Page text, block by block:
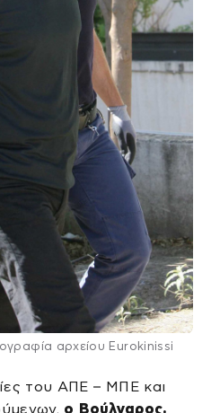
αρχείου Eurokinissi
του ΑΠΕ – ΜΠΕ και
ο Βούλγαρος,